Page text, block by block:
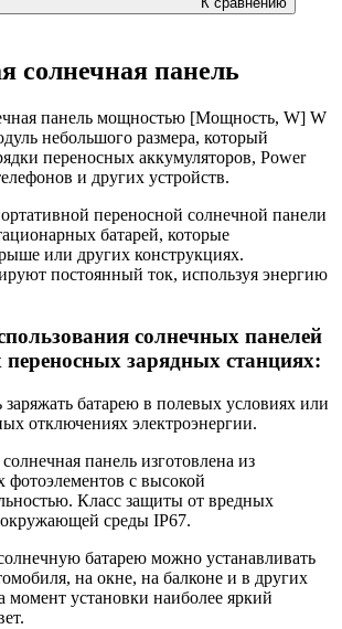
солнечная панель
панель мощностью [Мощность, W] W
небольшого размера, который
переносных аккумуляторов, Power
и других устройств.
переносной солнечной панели
батарей, которые
или других конструкциях.
постоянный ток, используя энергию
солнечных панелей
зарядных станциях:
батарею в полевых условиях или
отключениях электроэнергии.
панель изготовлена из
фотоэлементов с высокой
Класс защиты от вредных
окружающей среды IP67.
батарею можно устанавливать
на окне, на балконе и в других
момент установки наиболее яркий